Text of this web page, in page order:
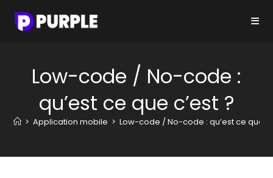
Low-code / No-code :
qu’est ce que c’est ?
> Application mobile > Low-code / No-code : qu’est ce que